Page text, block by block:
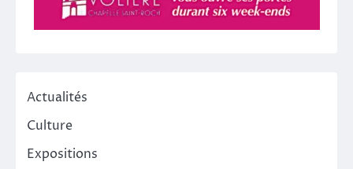
Actualités
Culture
Expositions